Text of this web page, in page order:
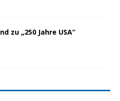
zu „250 Jahre USA“